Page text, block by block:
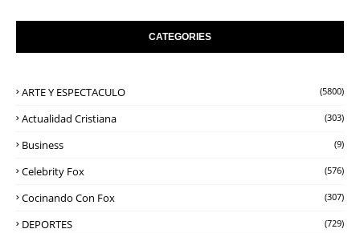
CATEGORIES
ARTE Y ESPECTACULO (5800)
Actualidad Cristiana (303)
Business (9)
Celebrity Fox (576)
Cocinando Con Fox (307)
DEPORTES (729)